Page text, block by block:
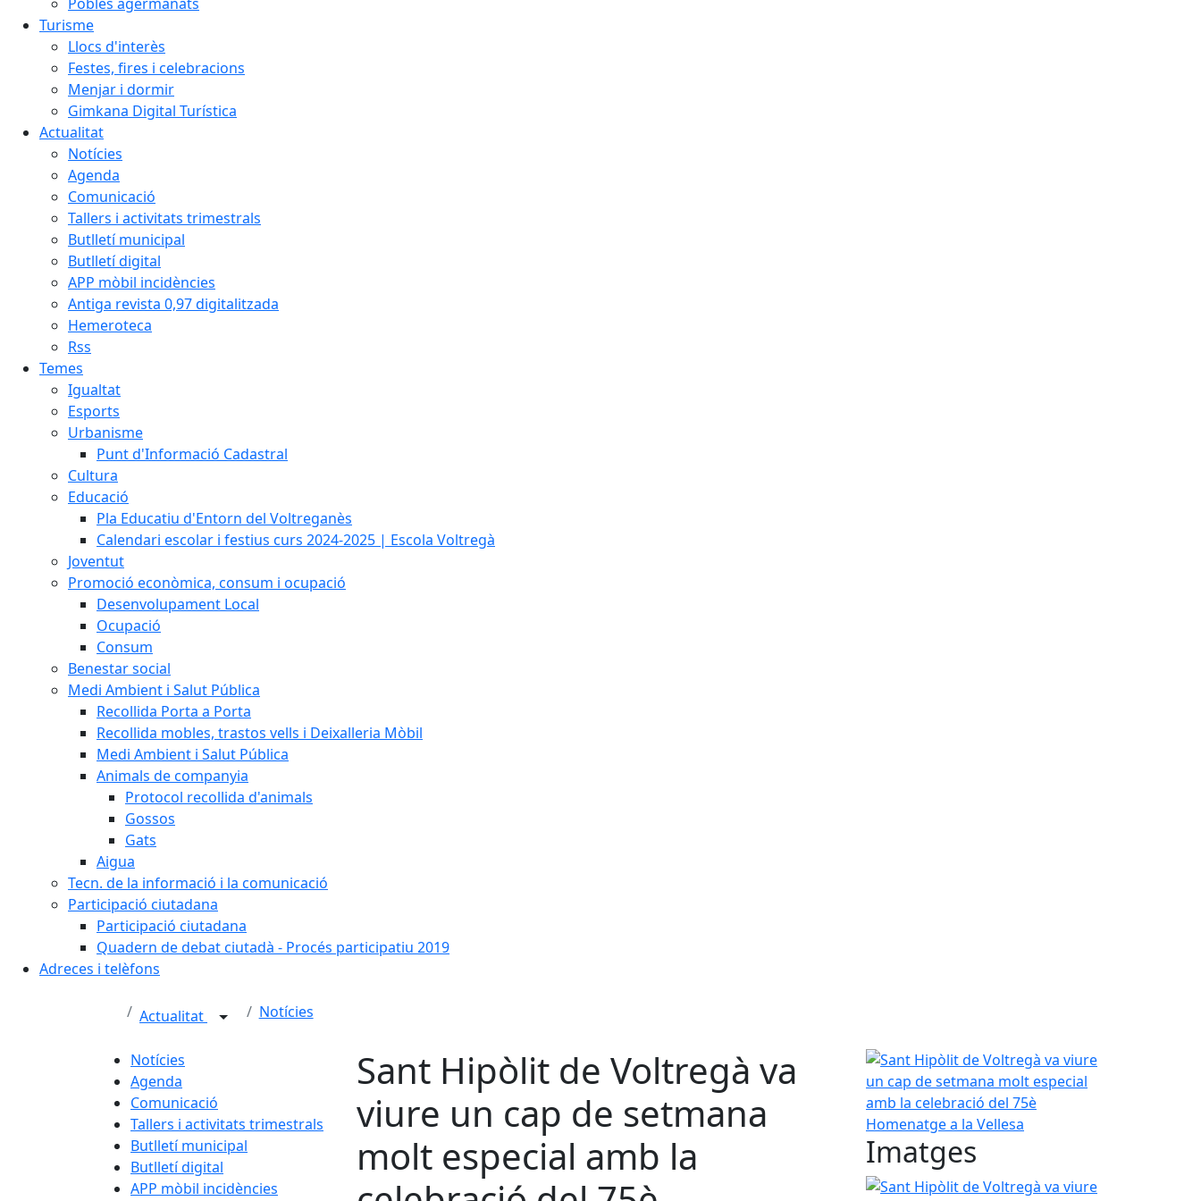
Turisme
Llocs d'interès
Festes, fires i celebracions
Menjar i dormir
Gimkana Digital Turística
Actualitat
Notícies
Agenda
Comunicació
Tallers i activitats trimestrals
Butlletí municipal
Butlletí digital
APP mòbil incidències
Antiga revista 0,97 digitalitzada
Hemeroteca
Rss
Temes
Igualtat
Esports
Urbanisme
Punt d'Informació Cadastral
Cultura
Educació
Pla Educatiu d'Entorn del Voltreganès
Calendari escolar i festius curs 2024-2025 | Escola Voltregà
Joventut
Promoció econòmica, consum i ocupació
Desenvolupament Local
Ocupació
Consum
Benestar social
Medi Ambient i Salut Pública
Recollida Porta a Porta
Recollida mobles, trastos vells i Deixalleria Mòbil
Medi Ambient i Salut Pública
Animals de companyia
Protocol recollida d'animals
Gossos
Gats
Aigua
Tecn. de la informació i la comunicació
Participació ciutadana
Participació ciutadana
Quadern de debat ciutadà - Procés participatiu 2019
Adreces i telèfons
Actualitat Notícies
Notícies
Agenda
Comunicació
Tallers i activitats trimestrals
Butlletí municipal
Butlletí digital
APP mòbil incidències
Sant Hipòlit de Voltregà va
viure un cap de setmana
molt especial amb la
Sant Hipòlit de Voltregà va viure un cap de
Imatges
Sant Hipòlit de Voltregà va viure un cap de